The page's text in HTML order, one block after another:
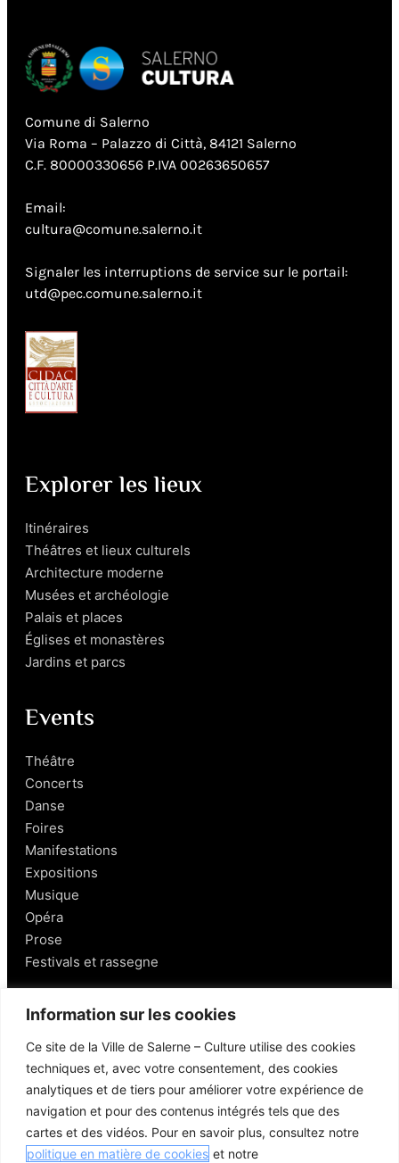
Information sur les cookies
Ce site de la Ville de Salerne – Culture utilise des cookies
techniques et, avec votre consentement, des cookies
analytiques et de tiers pour améliorer votre expérience de
navigation et pour des contenus intégrés tels que des
cartes et des vidéos. Pour en savoir plus, consultez notre
politique en matière de cookies et notre
Comune di Salerno
Via Roma – Palazzo di Città, 84121 Salerno
C.F. 80000330656 P.IVA 00263650657
Email:
cultura@comune.salerno.it
Signaler les interruptions de service sur le portail:
utd@pec.comune.salerno.it
Explorer les lieux
Itinéraires
Théâtres et lieux culturels
Architecture moderne
Musées et archéologie
Palais et places
Églises et monastères
Jardins et parcs
Events
Théâtre
Concerts
Danse
Foires
Manifestations
Expositions
Musique
Opéra
Prose
Festivals et rassegne
Salerno
Personnages
Gastronomie et vins
Mobilité à Salerne
Lieux aux alentours
Liens utiles